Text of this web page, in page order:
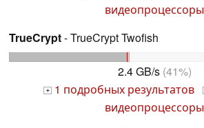
видеопроцессоры
TrueCrypt- TrueCrypt Twofish
2.4 GB/s(41%)
+ 1 подробных результатов
видеопроцессоры